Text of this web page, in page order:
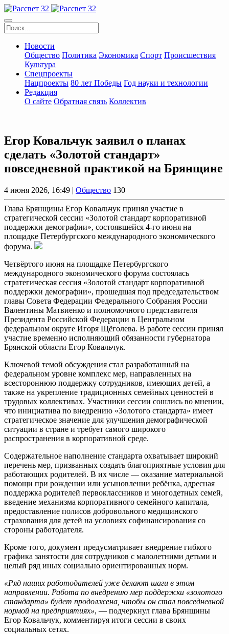
Новости
Общество Политика Экономика Спорт Происшествия
Культура
Спецпроекты
Нацпроекты 80 лет Победы Год науки и технологии
Редакция
О сайте Обратная связь Коллектив
Егор Ковальчук заявил о планах
сделать «Золотой стандарт»
повседневной практикой на Брянщине
4 июня 2026, 16:49 | Общество 130
Глава Брянщины Егор Ковальчук принял участие в
стратегической сессии «Золотой стандарт корпоративной
поддержки демографии», состоявшейся 4-го июня на
площадке Петербургского международного экономического
форума.
Четвёртого июня на площадке Петербургского
международного экономического форума состоялась
стратегическая сессия «Золотой стандарт корпоративной
поддержки демографии», прошедшая под председательством
главы Совета Федерации Федерального Собрания России
Валентины Матвиенко и полномочного представителя
Президента Российской Федерации в Центральном
федеральном округе Игоря Щёголева. В работе сессии принял
участие временно исполняющий обязанности губернатора
Брянской области Егор Ковальчук.
Ключевой темой обсуждения стал разработанный на
федеральном уровне комплекс мер, направленных на
всестороннюю поддержку сотрудников, имеющих детей, а
также на укрепление традиционных семейных ценностей в
трудовых коллективах. Участники сессии сошлись во мнении,
что инициатива по внедрению «Золотого стандарта» имеет
стратегическое значение для улучшения демографической
ситуации в стране и требует самого широкого
распространения в корпоративной среде.
Содержательное наполнение стандарта охватывает широкий
перечень мер, призванных создать благоприятные условия для
работающих родителей. В их числе — оказание материальной
помощи при рождении или усыновлении ребёнка, адресная
поддержка родителей первоклассников и многодетных семей,
введение механизма корпоративного семейного капитала,
предоставление полисов добровольного медицинского
страхования для детей на условиях софинансирования со
стороны работодателя.
Кроме того, документ предусматривает внедрение гибкого
графика занятости для сотрудников с малолетними детьми и
целый ряд иных социально ориентированных норм.
«Ряд наших работодателей уже делают шаги в этом
направлении. Работа по внедрению мер поддержки «золотого
стандарта» будет продолжена, чтобы он стал повседневной
нормой на предприятиях», — подчеркнул глава Брянщины
Егор Ковальчук, комментируя итоги сессии в своих
социальных сетях.